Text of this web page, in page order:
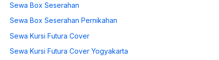
Sewa Box Seserahan
Sewa Box Seserahan Pernikahan
Sewa Kursi Futura Cover
Sewa Kursi Futura Cover Yogyakarta